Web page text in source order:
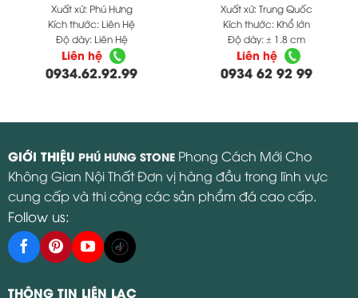
Xuất xứ: Phú Hưng
Kích thước: Liên Hệ
Độ dày: Liên Hệ
Liên hệ
0934.62.92.99
Xuất xứ: Trung Quốc
Kích thước: Khổ lớn
Độ dày: ± 1.8 cm
Liên hệ
0934 62 92 99
GIỚI THIỆU PHÚ HƯNG STONE Phong Cách Mới Cho
Không Gian Nội Thất Đơn vị hàng đầu trong lĩnh vực
cung cấp và thi công các sản phẩm đá cao cấp.
Follow us:
THÔNG TIN LIÊN LẠC